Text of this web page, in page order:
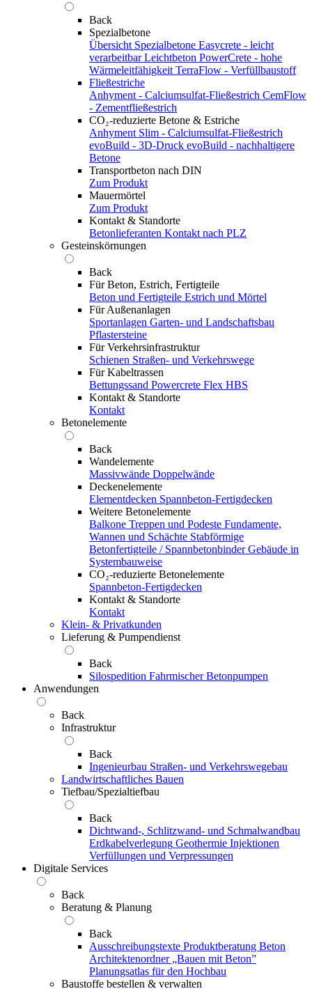
Back
Spezialbetone
Übersicht Spezialbetone Easycrete - leicht
verarbeitbar Leichtbeton PowerCrete - hohe
Wärmeleitfähigkeit TerraFlow - Verfüllbaustoff
Fließestriche
Anhyment - Calciumsulfat-Fließestrich CemFlow
- Zementfließestrich
CO₂-reduzierte Betone & Estriche
Anhyment Slim - Calciumsulfat-Fließestrich
evoBuild - 3D-Druck evoBuild - nachhaltigere
Betone
Transportbeton nach DIN
Zum Produkt
Mauermörtel
Zum Produkt
Kontakt & Standorte
Betonlieferanten Kontakt nach PLZ
Gesteinskörnungen
Back
Für Beton, Estrich, Fertigteile
Beton und Fertigteile Estrich und Mörtel
Für Außenanlagen
Sportanlagen Garten- und Landschaftsbau
Pflastersteine
Für Verkehrsinfrastruktur
Schienen Straßen- und Verkehrswege
Für Kabeltrassen
Bettungssand Powercrete Flex HBS
Kontakt & Standorte
Kontakt
Betonelemente
Back
Wandelemente
Massivwände Doppelwände
Deckenelemente
Elementdecken Spannbeton-Fertigdecken
Weitere Betonelemente
Balkone Treppen und Podeste Fundamente,
Wannen und Schächte Stabförmige
Betonfertigteile / Spannbetonbinder Gebäude in
Systembauweise
CO₂-reduzierte Betonelemente
Spannbeton-Fertigdecken
Kontakt & Standorte
Kontakt
Klein- & Privatkunden
Lieferung & Pumpendienst
Back
Silospedition Fahrmischer Betonpumpen
Anwendungen
Back
Infrastruktur
Back
Ingenieurbau Straßen- und Verkehrswegebau
Landwirtschaftliches Bauen
Tiefbau/Spezialtiefbau
Back
Dichtwand-, Schlitzwand- und Schmalwandbau
Erdkabelverlegung Geothermie Injektionen
Verfüllungen und Verpressungen
Digitale Services
Back
Beratung & Planung
Back
Ausschreibungstexte Produktberatung Beton
Architektenordner „Bauen mit Beton”
Planungsatlas für den Hochbau
Baustoffe bestellen & verwalten